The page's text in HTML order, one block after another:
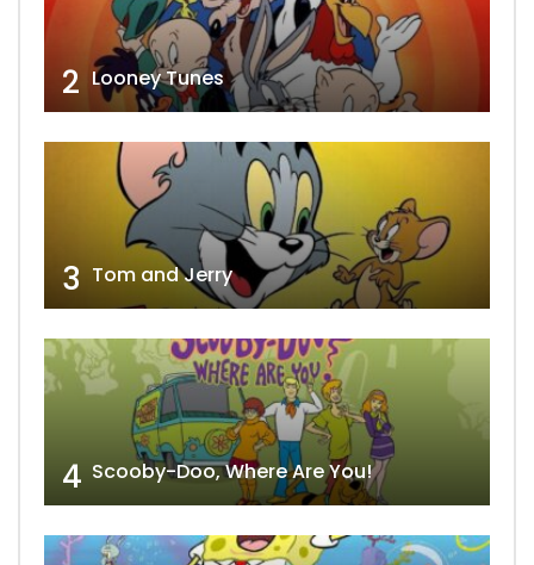
2 Looney Tunes
3 Tom and Jerry
4 Scooby-Doo, Where Are You!